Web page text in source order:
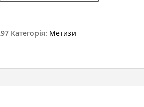
Категорія: Метизи